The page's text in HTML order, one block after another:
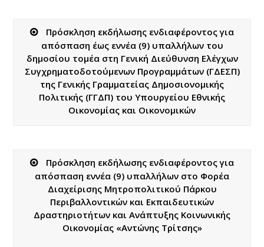
Πρόσκληση εκδήλωσης ενδιαφέροντος για
απόσπαση έως εννέα (9) υπαλλήλων του
δημοσίου τομέα στη Γενική Διεύθυνση Ελέγχων
Συγχρηματοδοτούμενων Προγραμμάτων (ΓΔΕΣΠ)
της Γενικής Γραμματείας Δημοσιονομικής
Πολιτικής (ΓΓΔΠ) του Υπουργείου Εθνικής
Οικονομίας και Οικονομικών
Πρόσκληση εκδήλωσης ενδιαφέροντος για
απόσπαση εννέα (9) υπαλλήλων στο Φορέα
Διαχείρισης Μητροπολιτικού Πάρκου
Περιβαλλοντικών και Εκπαιδευτικών
Δραστηριοτήτων και Ανάπτυξης Κοινωνικής
Οικονομίας «Αντώνης Τρίτσης»